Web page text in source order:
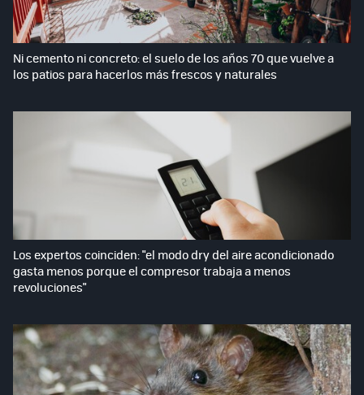
Ni cemento ni concreto: el suelo de los años 70 que vuelve a
los patios para hacerlos más frescos y naturales
Los expertos coinciden: "el modo dry del aire acondicionado
gasta menos porque el compresor trabaja a menos
revoluciones"